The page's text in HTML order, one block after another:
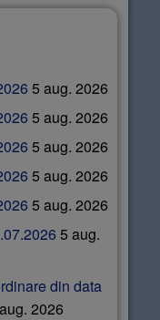
5 aug. 2026
5 aug. 2026
5 aug. 2026
5 aug. 2026
5 aug. 2026
5 aug.
din data
2026